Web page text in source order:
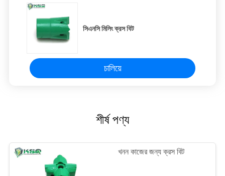
সিএনসি মিলিং ক্রস বিট
চালিয়ে
শীর্ষ পণ্য
খনন কাজের জন্য ক্রস বিট